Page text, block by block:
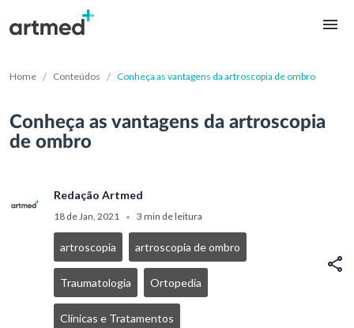
Home / Conteúdos / Conheça as vantagens da artroscopia de ombro
Conheça as vantagens da artroscopia
de ombro
Redação Artmed
18 de Jan, 2021 • 3 min de leitura
artroscopia artroscopia de ombro
Traumatologia Ortopedia
Clínicas e Tratamentos